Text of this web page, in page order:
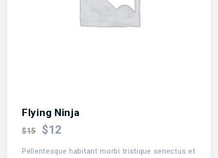
Flying Ninja
$15 $12
Pellentesque habitant morbi tristique senectus et